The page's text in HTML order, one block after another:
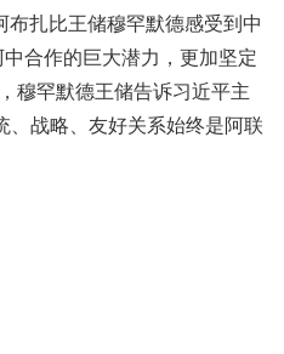
扎比王储穆罕默德感受到中
合作的巨大潜力，更加坚定
穆罕默德王储告诉习近平主
、战略、友好关系始终是阿联